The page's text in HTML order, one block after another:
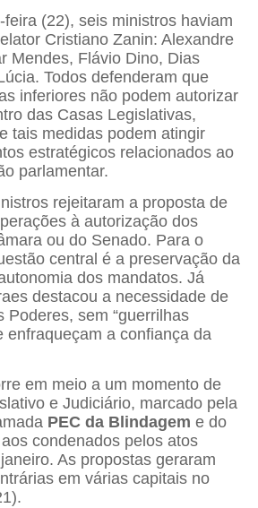
(22), seis ministros haviam
Cristiano Zanin: Alexandre
Mendes, Flávio Dino, Dias
Todos defenderam que
inferiores não podem autorizar
das Casas Legislativas,
tais medidas podem atingir
estratégicos relacionados ao
parlamentar.
rejeitaram a proposta de
à autorização dos
ou do Senado. Para o
central é a preservação da
dos mandatos. Já
destacou a necessidade de
Poderes, sem “guerrilhas
enfraqueçam a confiança da
em meio a um momento de
e Judiciário, marcado pela
PEC da Blindagem e do
condenados pelos atos
As propostas geraram
em várias capitais no